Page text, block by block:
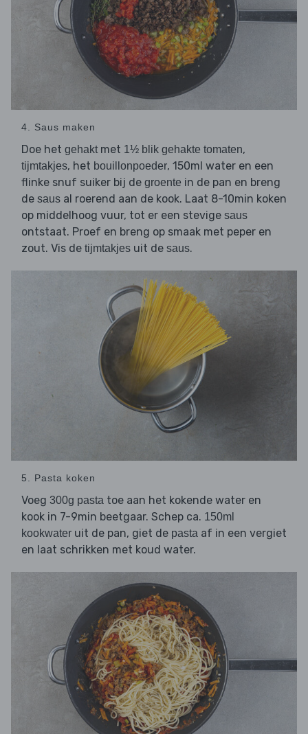
4. Saus maken
Doe het gehakt met 1½ blik gehakte tomaten,
tijmtakjes, het bouillonpoeder, 150ml water en een
flinke snuf suiker bij de groente in de pan en breng
de saus al roerend aan de kook. Laat 8-10min koken
op middelhoog vuur, tot er een stevige saus
ontstaat. Proef en breng op smaak met peper en
zout. Vis de tijmtakjes uit de saus.
5. Pasta koken
Voeg 300g pasta toe aan het kokende water en
kook in 7-9min beetgaar. Schep ca. 150ml
kookwater uit de pan, giet de pasta af in een vergiet
en laat schrikken met koud water.